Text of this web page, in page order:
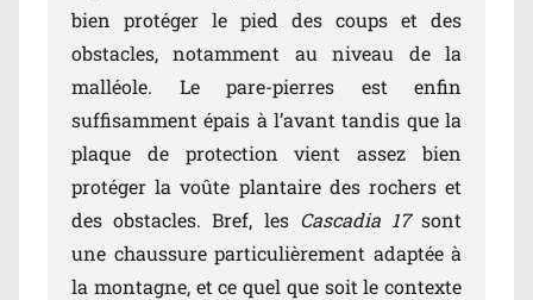
bien protéger le pied des coups et des
obstacles, notamment au niveau de la
malléole. Le pare-pierres est enfin
suffisamment épais à l’avant tandis que la
plaque de protection vient assez bien
protéger la voûte plantaire des rochers et
des obstacles. Bref, les Cascadia 17sont
une chaussure particulièrement adaptée à
la montagne, et ce quel que soit le contexte